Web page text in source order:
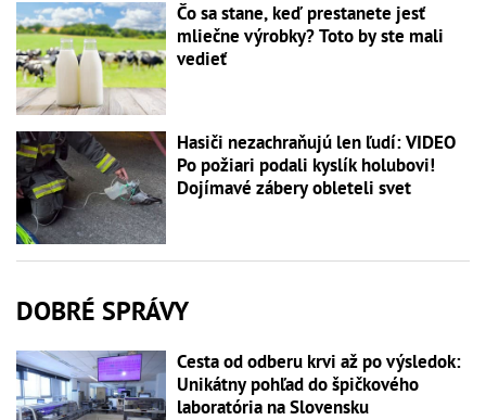
Čo sa stane, keď prestanete jesť
mliečne výrobky? Toto by ste mali
vedieť
Hasiči nezachraňujú len ľudí: VIDEO
Po požiari podali kyslík holubovi!
Dojímavé zábery obleteli svet
DOBRÉ SPRÁVY
Cesta od odberu krvi až po výsledok:
Unikátny pohľad do špičkového
laboratória na Slovensku